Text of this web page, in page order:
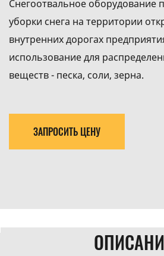
Снегоотвальное оборудование
уборки снега на территории
внутренних дорогах
использование для
веществ - песка, соли, зерна.
ЗАПРОСИТЬ ЦЕНУ